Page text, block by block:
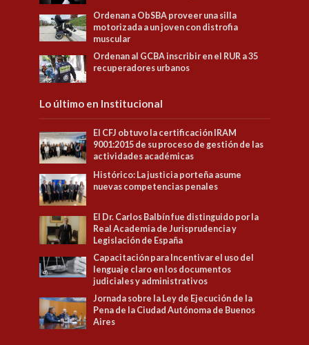
Ordenan a ObSBA proveer una silla
motorizada a un joven con distrofia
muscular
Ordenan al GCBA inscribir en el RUR a 35
recuperadores urbanos
Lo último en Institucional
El CFJ obtuvo la certificación IRAM
9001:2015 de su proceso de gestión de las
actividades académicas
Histórico: La justicia porteña asume
nuevas competencias penales
El Dr. Carlos Balbín fue distinguido por la
Real Academia de Jurisprudencia y
Legislación de España
Capacitación para Incentivar el uso del
lenguaje claro en los documentos
judiciales y administrativos
Jornada sobre la Ley de Ejecución de la
Pena de la Ciudad Autónoma de Buenos
Aires